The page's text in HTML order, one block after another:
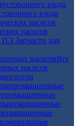
входа
насосов
Запчасти для
Все
насосов